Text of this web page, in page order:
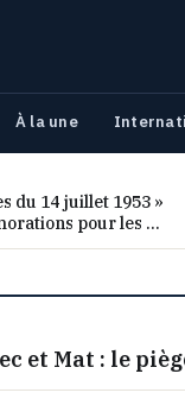
À la une
du 14 juillet 1953 »
pour les 70
oublié
et Mat : le